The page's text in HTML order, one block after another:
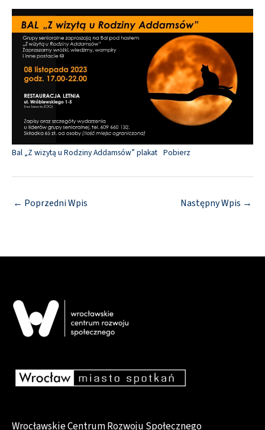
Bal „Z wizytą u Rodziny Addamsów” plakat Pobierz
← Poprzedni Wpis Następny Wpis →
Wrocławskie Centrum Rozwoju Społecznego